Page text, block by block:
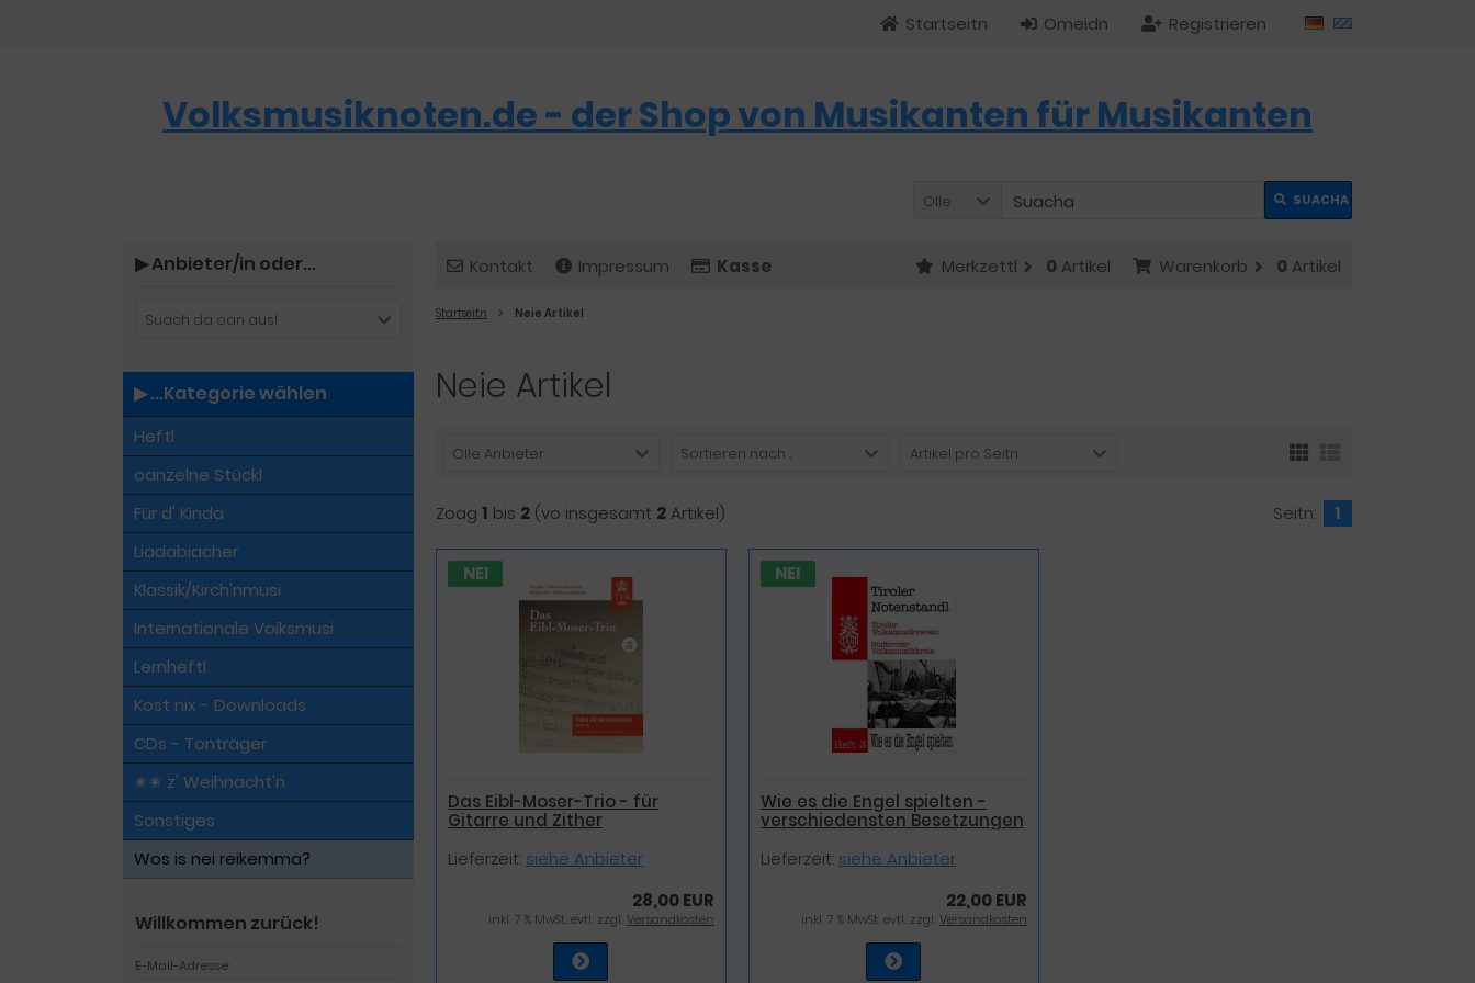
Registrieren
Omeidn
Startseitn
Volksmusiknoten.de - der Shop von Musikanten für Musikanten
Olle SUACHA
Kontakt Impressum Kasse Warenkorb 0 Artikel
Merkzettl 0 Artikel
Startseitn Neie Artikel
Neie Artikel
Olle Anbieter Sortieren nach ... Artikel pro Seitn
Zoag 1 bis 2 (vo insgesamt 2Artikel) Seitn: 1
NEI
Das Eibl-Moser-Trio - für
Gitarre und Zither
Lieferzeit: siehe Anbieter
28,00 EUR
inkl. 7 % MwSt. evtl. zzgl. Versandkosten
NEI
Wie es die Engel spielten -
verschiedensten Besetzungen
Lieferzeit: siehe Anbieter
22,00 EUR
inkl. 7 % MwSt. evtl. zzgl. Versandkosten
▶︎ Anbieter/in oder...
Suach da oan aus!
▶︎ ...Kategorie wählen
Heftl
oanzelne Stückl
Für d' Kinda
Liadabiacher
Klassik/Kirch'nmusi
Internationale Voiksmusi
Lernheftl
Kost nix - Downloads
CDs - Tonträger
✬✬ z' Weihnacht'n
Sonstiges
Wos is nei reikemma?
Willkommen zurück!
E-Mail-Adresse: